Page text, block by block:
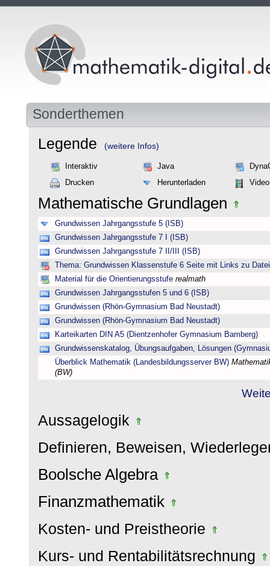
Sonderthemen
Legende (weitere Infos)
Interaktiv Java
Drucken
Herunterladen Video
Mathematische Grundlagen
Grundwissen Jahrgangsstufe 5 (ISB)
Grundwissen Jahrgangsstufe 7 I (ISB)
Grundwissen Jahrgangsstufe 7 II/III (ISB)
Thema: Grundwissen Klassenstufe 6 Seite mit Links zu
Material für die Orientierungsstufe realmath
Grundwissen Jahrgangsstufen 5 und 6 (ISB)
Grundwissen (Rhön-Gymnasium Bad Neustadt)
Grundwissen (Rhön-Gymnasium Bad Neustadt)
Karteikarten DIN A5 (Dientzenhofer Gymnasium Bamberg)
Grundwissenskatalog, Übungsaufgaben, Lösungen
Überblick Mathematik (Landesbildungsserver BW)
(BW)
Aussagelogik
Definieren, Beweisen,
Boolsche Algebra
Finanzmathematik
Kosten- und Preistheorie
Kurs- und Rentabilitätsrechnung